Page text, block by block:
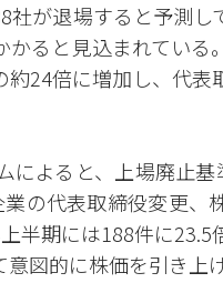
が退場すると予測
ると見込まれてい
24倍に増加し、代
によると、上場廃止
の代表取締役変更、
半期には188件に23.5
図的に株価を引き上